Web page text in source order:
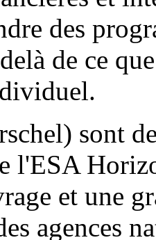
des
de ce
sont
l'ESA
et une
agences